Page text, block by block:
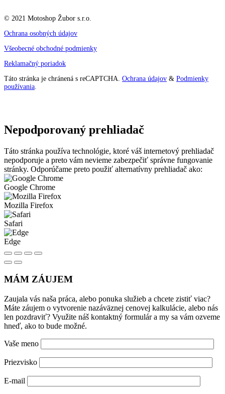
© 2021 Motoshop Žubor s.r.o.
Ochrana osobných údajov
Všeobecné obchodné podmienky
Reklamačný poriadok
Táto stránka je chránená s reCAPTCHA. Ochrana údajov & Podmienky
používania.
Nepodporovaný prehliadač
Táto stránka používa technológie, ktoré váš internetový prehliadač
nepodporuje a preto vám nevieme zabezpečiť správne fungovanie
stránky. Odporúčame preto použiť alternatívny prehliadač ako:
Google Chrome
Mozilla Firefox
Safari
Edge
MÁM ZÁUJEM
Zaujala vás naša práca, alebo ponuka služieb a chcete zistiť viac?
Máte záujem o vytvorenie nazáväznej cenovej kalkulácie, alebo nás
len pozdraviť? Využite náš kontaktný formulár a my sa vám ozveme
hneď, ako to bude možné.
Vaše meno
Priezvisko
E-mail